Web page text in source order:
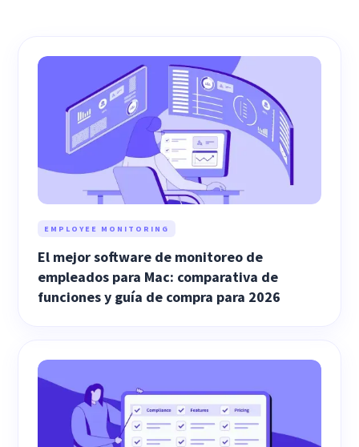
EMPLOYEE MONITORING
El mejor software de monitoreo de
empleados para Mac: comparativa de
funciones y guía de compra para 2026